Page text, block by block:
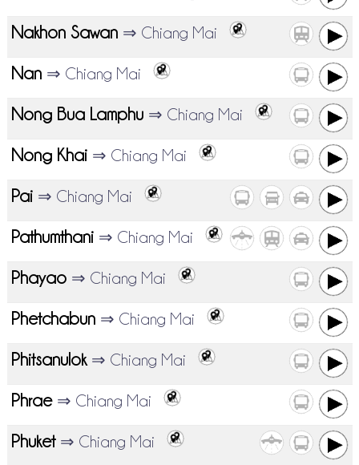
Nakhon Sawan ⇒ Chiang Mai
Nan ⇒ Chiang Mai
Nong Bua Lamphu ⇒ Chiang Mai
Nong Khai ⇒ Chiang Mai
Pai ⇒ Chiang Mai
Pathumthani ⇒ Chiang Mai
Phayao ⇒ Chiang Mai
Phetchabun ⇒ Chiang Mai
Phitsanulok ⇒ Chiang Mai
Phrae ⇒ Chiang Mai
Phuket ⇒ Chiang Mai